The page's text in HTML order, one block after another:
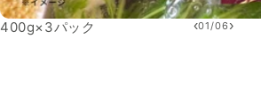
400g×3パック ‹01/06 ›